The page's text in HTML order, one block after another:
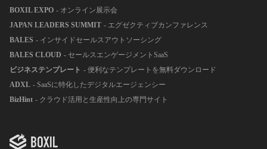
BOXIL EXPO - オンライン展示会
JAPAN LEADERS SUMMIT - エグゼクティブカンファレンス
BALES - インサイドセールスアウトソーシング
BALES CLOUD - セールスエンゲージメントSaaS
ビジネステンプレート - 便利なテンプレートを無料ダウンロード
ADXL - SaaSに特化したデジタルエージェンシー
BizHint - クラウド活用と生産性向上の専門サイト